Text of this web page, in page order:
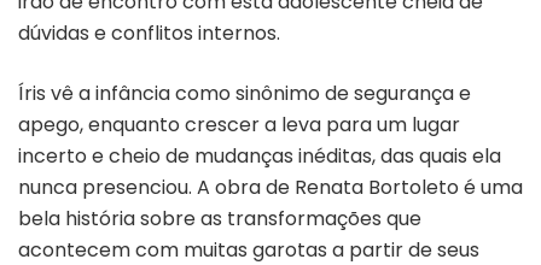
dúvidas e conflitos internos.
Íris vê a infância como sinônimo de segurança e
apego, enquanto crescer a leva para um lugar
incerto e cheio de mudanças inéditas, das quais ela
nunca presenciou. A obra de Renata Bortoleto é uma
bela história sobre as transformações que
acontecem com muitas garotas a partir de seus